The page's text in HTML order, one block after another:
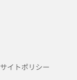
サイトポリシー